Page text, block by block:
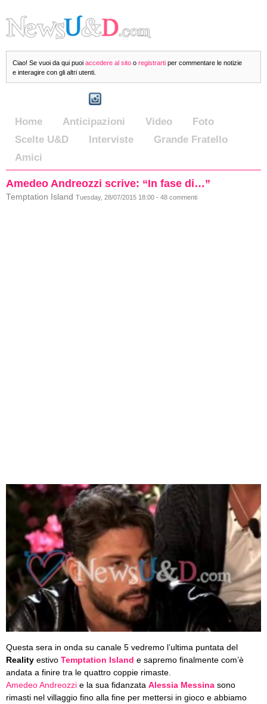
Ciao! Se vuoi da qui puoi accedere al sito o registrarti per commentare le notizie
e interagire con gli altri utenti.
Home Anticipazioni Video
Foto
Scelte U&D
Interviste
Grande Fratello
Amici
Amedeo Andreozzi scrive: “In fase di…”
Temptation Island Tuesday, 28/07/2015 18:00 - 48 commenti
Questa sera in onda su canale 5 vedremo l’ultima puntata del
Reality estivo Temptation Island e sapremo finalmente com’è
andata a finire tra le quattro coppie rimaste.
Amedeo Andreozzi e la sua fidanzata Alessia Messina sono
rimasti nel villaggio fino alla fine per mettersi in gioco e abbiamo